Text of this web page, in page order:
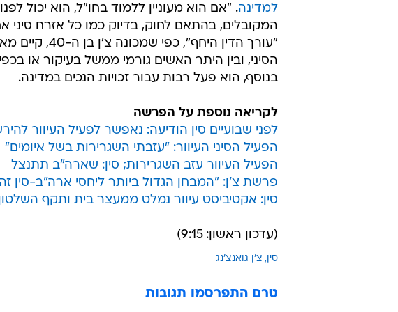
למדינה. "אם הוא מעוניין ללמוד בחו"ל, הוא יכול
המקובלים, בהתאם לחוק, בדיוק כמו כל אזרח
"עורך הדין
בנוסף, הוא פעל רבות עבור זכויות הנכים במדינה.
לקריאה נוספת על הפרשה
לפני שבועיים סין הודיעה: נאפשר לפעיל העיוור
הפעיל הסיני העיוור: "עזבתי השגרירות בשל איומים"
הפעיל העיוור עזב השגרירות; סין: שארה"ב תתנצל
פרשת צ'ן: "המבחן הגדול ביותר ליחסי ארה"ב-סין זה 23 שנה"
סין: אקטיביסט עיוור נמלט ממעצר בית ותקף
(עדכון ראשון: 9:15)
סין צ'ן גואנצ'נג
טרם התפרסמו תגובות